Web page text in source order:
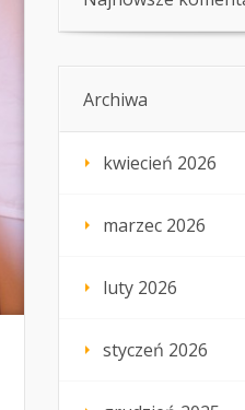
Archiwa
kwiecień 2026
marzec 2026
luty 2026
styczeń 2026